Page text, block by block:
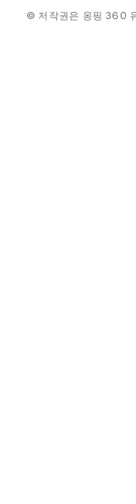
© 저작권은 옹핑 360